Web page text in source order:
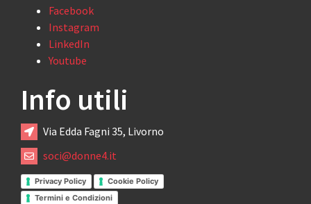
Facebook
Instagram
LinkedIn
Youtube
Info utili
Via Edda Fagni 35, Livorno
soci@donne4.it
Privacy Policy
Cookie Policy
Termini e Condizioni